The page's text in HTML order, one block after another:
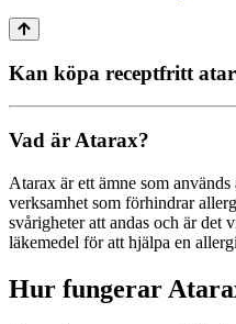
Kan köpa receptfritt
Vad är Atarax?
Atarax är ett ämne som
verksamhet som förhindrar
svårigheter att andas och är det
läkemedel för att hjälpa en
Hur fungerar